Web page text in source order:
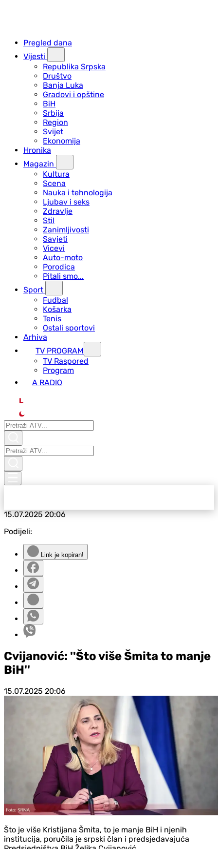
Pregled dana
Vijesti
Republika Srpska
Društvo
Banja Luka
Gradovi i opštine
BiH
Srbija
Region
Svijet
Ekonomija
Hronika
Magazin
Kultura
Scena
Nauka i tehnologija
Ljubav i seks
Zdravlje
Stil
Zanimljivosti
Savjeti
Vicevi
Auto-moto
Porodica
Pitali smo...
Sport
Fudbal
Košarka
Tenis
Ostali sportovi
Arhiva
TV PROGRAM
ТV Raspored
Program
A RADIO
L
15.07.202520:06
Podijeli:
Link je kopiran!
Cvijanović: ''Što više Šmita to manje
BiH''
15.07.2025 20:06
Što je više Kristijana Šmita, to je manje BiH i njenih
institucija, poručila je srpski član i predsjedavajuća